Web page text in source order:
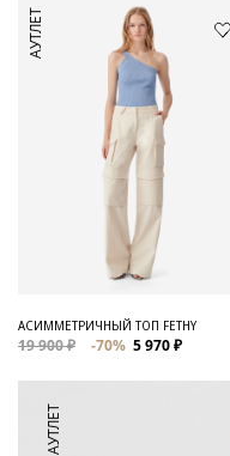
АУТЛЕТ
АСИММЕТРИЧНЫЙ ТОП FETHY
19 900 ₽ -70% 5 970 ₽
АУТЛЕТ